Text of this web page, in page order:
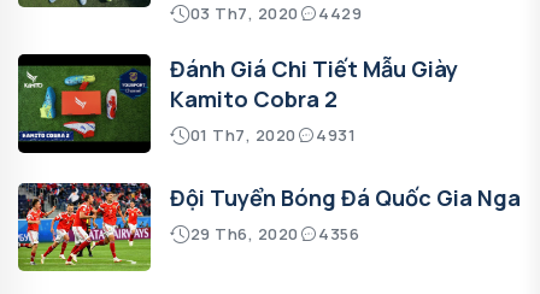
03 Th7, 2020 4429
Đánh Giá Chi Tiết Mẫu Giày
Kamito Cobra 2
01 Th7, 2020 4931
Đội Tuyển Bóng Đá Quốc Gia Nga
29 Th6, 2020 4356